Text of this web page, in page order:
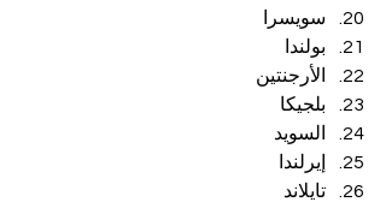
سويسرا
بولندا
الأرجنتين
بلجيكا
السويد
إيرلندا
تايلاند